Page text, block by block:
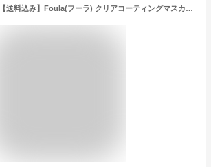
【メール便】【送料込み】Foula(フーラ) クリアコーティングマスカラ美容液 10ml 透明コーティング剤 マツエク対応 まつ毛美容液 まつ毛ケア